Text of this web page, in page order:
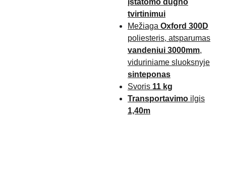
įstatomo dugno
tvirtinimui
Mežiaga Oxford 300D
poliesteris, atsparumas
vandeniui 3000mm,
viduriniame sluoksnyje
sinteponas
Svoris 11 kg
Transportavimo ilgis
1,40m